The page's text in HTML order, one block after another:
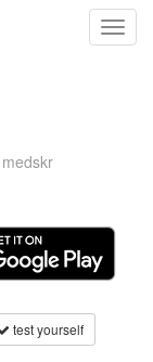
medskr
test yourself